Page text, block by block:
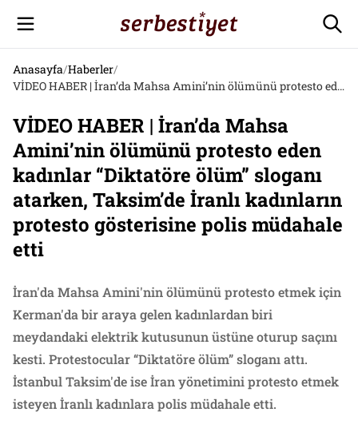
Anasayfa/Haberler/
VİDEO HABER | İran’da Mahsa Amini’nin ölümünü protesto eden kadınlar “Diktatöre ölüm” sloganı atarken, Taksim’de İranlı kadınların protesto gösterisine polis müdahale etti
VİDEO HABER | İran’da Mahsa
Amini’nin ölümünü protesto eden
kadınlar “Diktatöre ölüm” sloganı
atarken, Taksim’de İranlı kadınların
protesto gösterisine polis müdahale
etti
İran'da Mahsa Amini'nin ölümünü protesto etmek için
Kerman'da bir araya gelen kadınlardan biri
meydandaki elektrik kutusunun üstüne oturup saçını
kesti. Protestocular “Diktatöre ölüm” sloganı attı.
İstanbul Taksim'de ise İran yönetimini protesto etmek
isteyen İranlı kadınlara polis müdahale etti.